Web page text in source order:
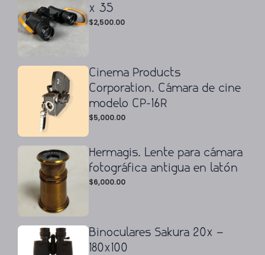
x 35
$2,500.00
Cinema Products
Corporation. Cámara de cine
modelo CP-16R
$5,000.00
Hermagis. Lente para cámara
fotográfica antigua en latón
$6,000.00
Binoculares Sakura 20x –
180x100